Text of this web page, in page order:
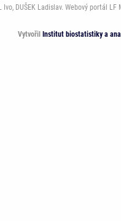
Ivo, DUŠEK Ladislav. Webový
Vytvořil Institut biostatistiky a